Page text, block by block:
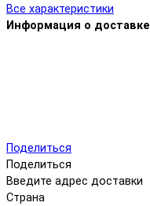
Все характеристики
Информация о доставке
Поделиться
Поделиться
Введите адрес доставки
Страна